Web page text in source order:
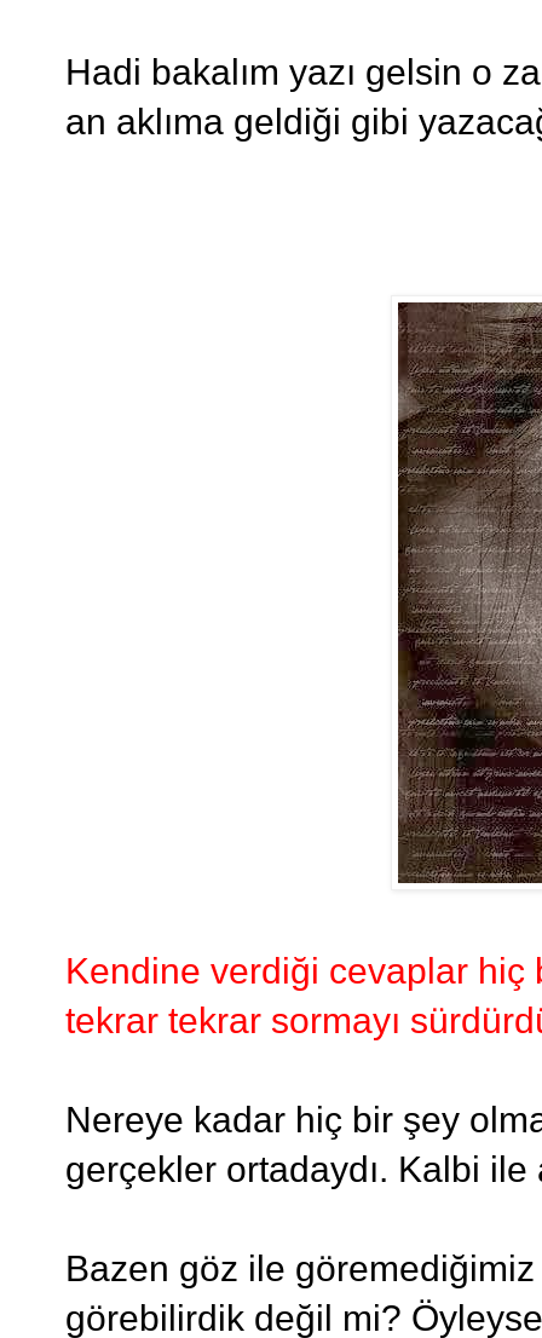
Hadi bakalım yazı gelsin o
an aklıma geldiği gibi
Kendine verdiği cevaplar
tekrar tekrar sormayı
Nereye kadar hiç bir şey
gerçekler ortadaydı. Kalbi ile
Bazen göz ile
görebilirdik değil mi?